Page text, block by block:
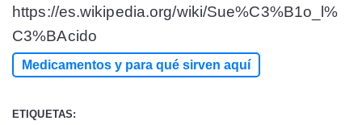
https://es.wikipedia.org/wiki/Sue%C3%B1o_l%
C3%BAcido
Medicamentos y para qué sirven aquí
ETIQUETAS: